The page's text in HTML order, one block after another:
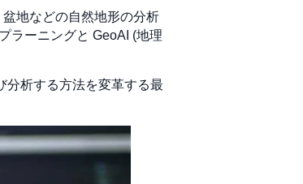
地などの自然地形の分析
ラーニングと GeoAI (地理
分析する方法を変革する最